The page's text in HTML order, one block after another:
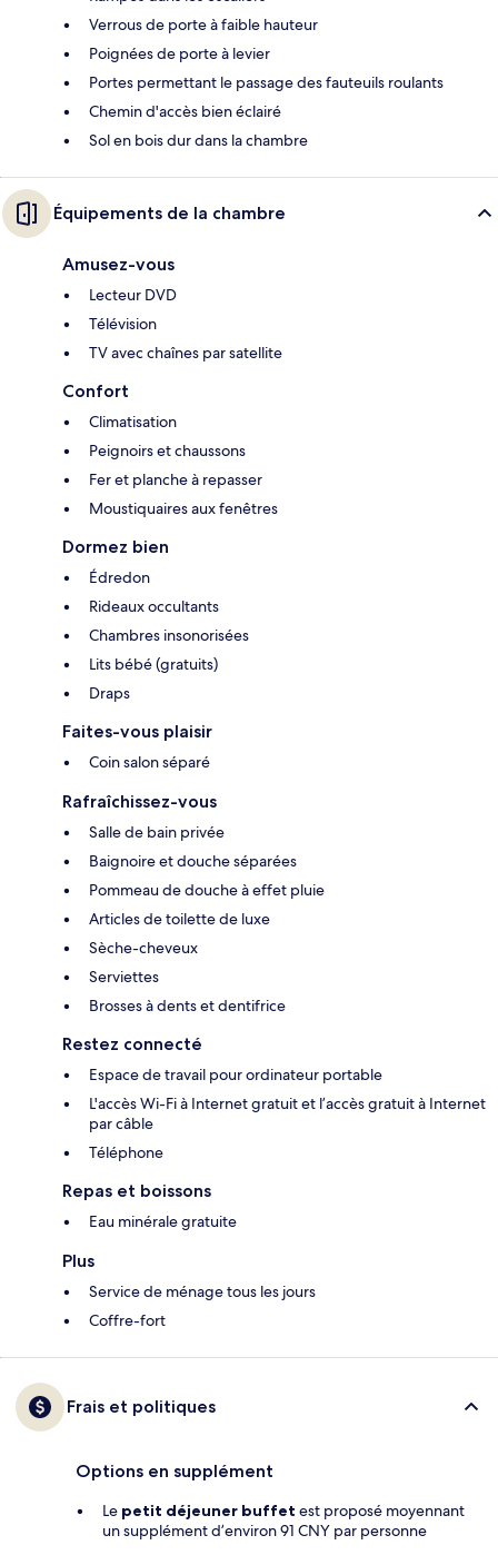
Verrous de porte à faible hauteur
Poignées de porte à levier
Portes permettant le passage des fauteuils roulants
Chemin d'accès bien éclairé
Sol en bois dur dans la chambre
Équipements de la chambre
Amusez-vous
Lecteur DVD
Télévision
TV avec chaînes par satellite
Confort
Climatisation
Peignoirs et chaussons
Fer et planche à repasser
Moustiquaires aux fenêtres
Dormez bien
Édredon
Rideaux occultants
Chambres insonorisées
Lits bébé (gratuits)
Draps
Faites-vous plaisir
Coin salon séparé
Rafraîchissez-vous
Salle de bain privée
Baignoire et douche séparées
Pommeau de douche à effet pluie
Articles de toilette de luxe
Sèche-cheveux
Serviettes
Brosses à dents et dentifrice
Restez connecté
Espace de travail pour ordinateur portable
L'accès Wi-Fi à Internet gratuit et l’accès gratuit à Internet
par câble
Téléphone
Repas et boissons
Eau minérale gratuite
Plus
Service de ménage tous les jours
Coffre-fort
Frais et politiques
Options en supplément
Le petit déjeuner buffet est proposé moyennant
un supplément d’environ 91 CNY par personne